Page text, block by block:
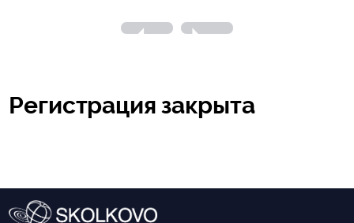
Регистрация закрыта